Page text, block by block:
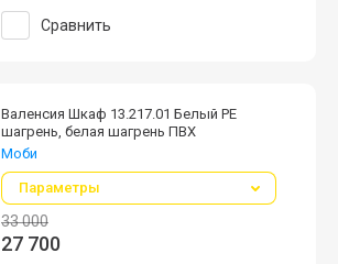
Сравнить
Валенсия Шкаф 13.217.01 Белый PE
шагрень, белая шагрень ПВХ
Моби
Параметры
33 000
27 700